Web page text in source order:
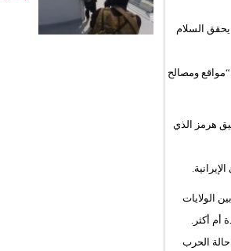
السلام
إنها “مواقع ومصالح
فرض حصار على مضيق هرمز الذي
الولايات
أم أكثر.
الحرب